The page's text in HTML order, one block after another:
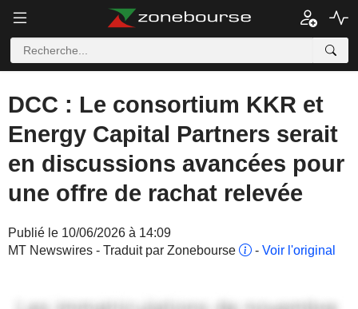
DCC : Le consortium KKR et
Energy Capital Partners serait
en discussions avancées pour
une offre de rachat relevée
Publié le 10/06/2026 à 14:09
MT Newswires - Traduit par Zonebourse
- Voir l'original